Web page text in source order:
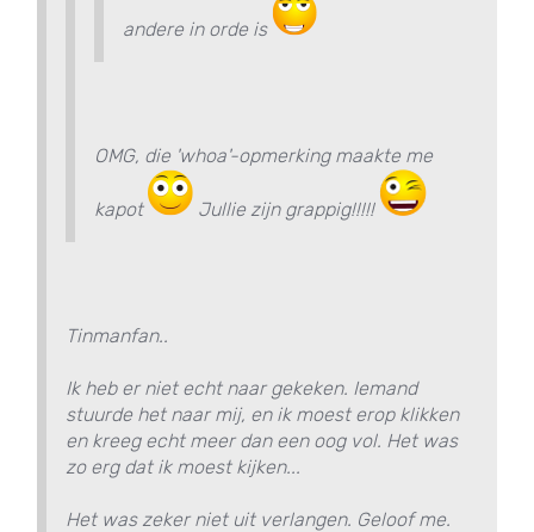
andere in orde is
OMG, die 'whoa'-opmerking maakte me
kapot Jullie zijn grappig!!!!!
Tinmanfan..
Ik heb er niet echt naar gekeken. Iemand
stuurde het naar mij, en ik moest erop klikken
en kreeg echt meer dan een oog vol. Het was
zo erg dat ik moest kijken...
Het was zeker niet uit verlangen. Geloof me.